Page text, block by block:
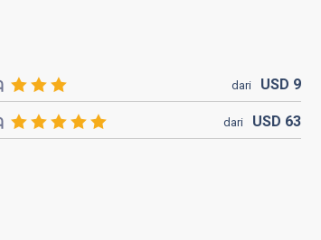
dari USD 9
dari USD 63